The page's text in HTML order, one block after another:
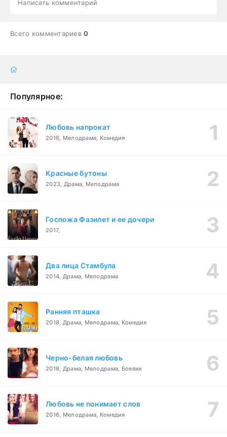
Написать комментарий
Всего комментариев0
Популярное:
Любовь напрокат
2016, Мелодрама, Комедия
Красные бутоны
2023, Драма, Мелодрама
Госпожа Фазилет и ее дочери
2017,
Два лица Стамбула
2014, Драма, Мелодрама
Ранняя пташка
2018, Драма, Мелодрама, Комедия
Черно-белая любовь
2018, Драма, Мелодрама, Боевик
Любовь не понимает слов
2016, Мелодрама, Комедия